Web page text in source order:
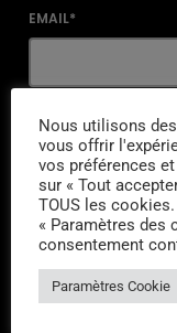
EMAIL*
URL
ENREGISTRER
SAISISSEZ VOTRE
Nous utilisons
vous offrir
vos préférences
sur « Tout
TOUS les
« Paramètres des
consentement
Paramètres Cookie